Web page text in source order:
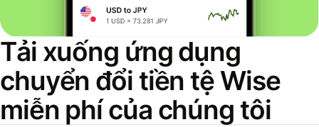
Tải xuống ứng dụng
chuyển đổi tiền tệ Wise
miễn phí của chúng tôi